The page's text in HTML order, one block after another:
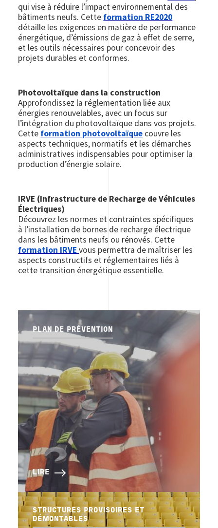
qui vise à réduire l’impact environnemental des
bâtiments neufs. Cette formation RE2020
détaille les exigences en matière de performance
énergétique, d’émissions de gaz à effet de serre,
et les outils nécessaires pour concevoir des
projets durables et conformes.
Photovoltaïque dans la construction
Approfondissez la réglementation liée aux
énergies renouvelables, avec un focus sur
l’intégration du photovoltaïque dans vos projets.
Cette formation photovoltaïque couvre les
aspects techniques, normatifs et les démarches
administratives indispensables pour optimiser la
production d’énergie solaire.
IRVE (Infrastructure de Recharge de Véhicules
Électriques)
Découvrez les normes et contraintes spécifiques
à l’installation de bornes de recharge électrique
dans les bâtiments neufs ou rénovés. Cette
formation IRVEvous permettra de maîtriser les
aspects constructifs et réglementaires liés à
cette transition énergétique essentielle.
PLAN DE PRÉVENTION
LIRE
STRUCTURES PROVISOIRES ET
DÉMONTABLES